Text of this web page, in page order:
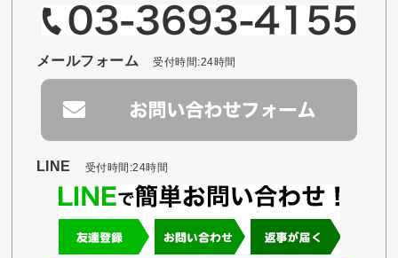
メールフォーム 受付時間:24時間
LINE 受付時間:24時間